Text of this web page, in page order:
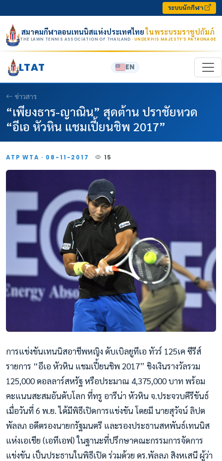
ระบบนักกีฬา
สมาคมกีฬาลอนเทนนิสแห่งประเทศไทยในพระบรมราชูปถัมภ์
THE LAWN TENNIS ASSOCIATION OF THAILAND · UNDER HIS MAJESTY’S PATRONAGE
LTAT EN
ข่าวสาร
“เพียงธาร-ญาณิน” สุดต้าน ปราชัยหวด
“อีเอ หัวหิน แชมเปี้ยนชิพ 2017”
ATP WTA · 08-11-2017 15
การแข่งขันเทนนิสอาชีพหญิง ดับเบิลยูทีเอ ทัวร์ 125เค ซีรีส์
รายการ “อีเอ หัวหิน แชมเปี้ยนชิพ 2017” ชิงเงินรางวัลรวม
125,000 ดอลลาร์สหรัฐ หรือประมาณ 4,375,000 บาท พร้อม
คะแนนสะสมอันดับโลก ที่ทรู อารีน่า หัวหิน จ.ประจวบคีรีขันธ์
เมื่อวันที่ 6 พ.ย. ได้มีพิธีเปิดการแข่งขัน โดยมี นายสุวัจน์ ลิปต
พัลลภ อดีตรองนายกรัฐมนตรี และรองประธานสหพันธ์เทนนิส
แห่งเอเชีย (เอทีเอฟ) ในฐานะที่ปรึกษาคณะกรรมการจัดการ
แข่งขัน เป็นประธานในพิธีเปิด ร่วมด้วย ดร.พัลลภ สิงหเสนี ผู้ว่า